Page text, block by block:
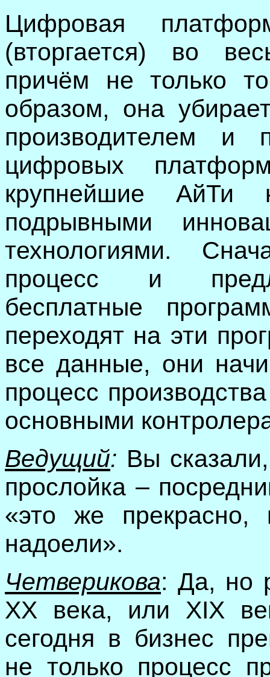
Цифровая
(вторгается) во
причём не только
образом, она
производителем и
цифровых
крупнейшие АйТи
подрывными
технологиями.
процесс и
бесплатные
переходят на эти
все данные, они
процесс
основными
Ведущий: Вы
прослойка –
«это же прекрасно,
надоели».
Четверикова: Да, но
XX века, или XIX
сегодня в бизнес
не только процесс